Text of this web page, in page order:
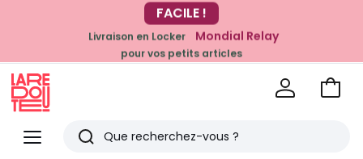
EN CE MOMENT
-20% dès 39€*
sur la mode
Livraison en Locker Mondial Relay
pour vos petits articles
Menu
Redoute
Rechercher
Voir